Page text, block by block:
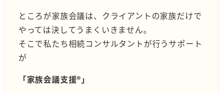
ところが家族会議は、クライアントの家族だけで
やっては決してうまくいきません。
そこで私たち相続コンサルタントが行うサポート
が
「家族会議支援®︎」